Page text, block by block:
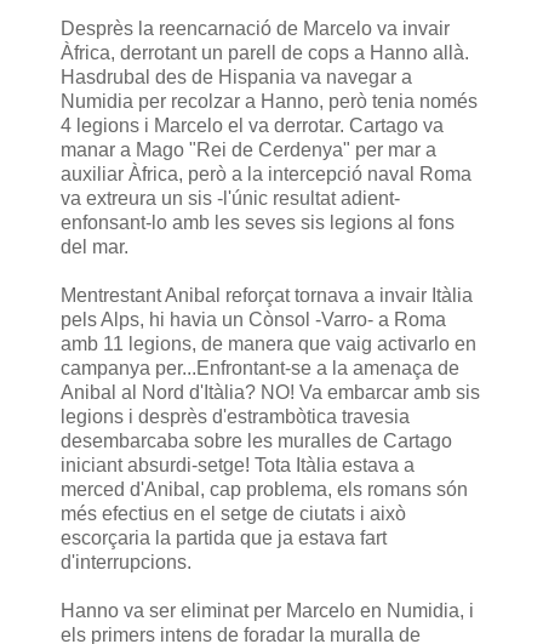
Desprès la reencarnació de Marcelo va invair
Àfrica, derrotant un parell de cops a Hanno allà.
Hasdrubal des de Hispania va navegar a
Numidia per recolzar a Hanno, però tenia només
4 legions i Marcelo el va derrotar. Cartago va
manar a Mago "Rei de Cerdenya" per mar a
auxiliar Àfrica, però a la intercepció naval Roma
va extreura un sis -l'únic resultat adient-
enfonsant-lo amb les seves sis legions al fons
del mar.
Mentrestant Anibal reforçat tornava a invair Itàlia
pels Alps, hi havia un Cònsol -Varro- a Roma
amb 11 legions, de manera que vaig activarlo en
campanya per...Enfrontant-se a la amenaça de
Anibal al Nord d'Itàlia? NO! Va embarcar amb sis
legions i desprès d'estrambòtica travesia
desembarcaba sobre les muralles de Cartago
iniciant absurdi-setge! Tota Itàlia estava a
merced d'Anibal, cap problema, els romans són
més efectius en el setge de ciutats i això
escorçaria la partida que ja estava fart
d'interrupcions.
Hanno va ser eliminat per Marcelo en Numidia, i
els primers intens de foradar la muralla de